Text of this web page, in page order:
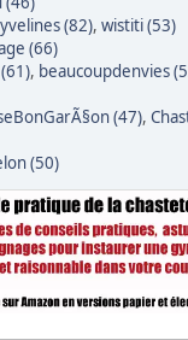
(82), wistiti (53)
(66)
, beaucoupdenvies
(47),
(50)